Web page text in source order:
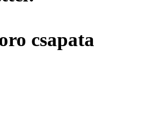
csapata